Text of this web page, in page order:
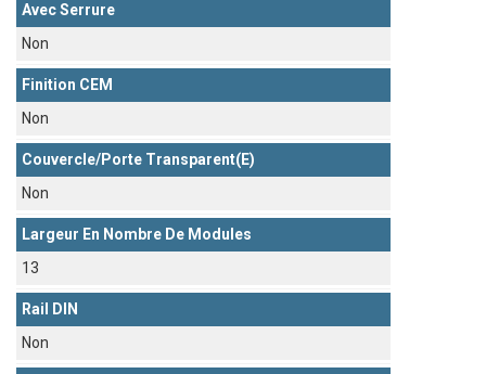
Avec Serrure
Non
Finition CEM
Non
Couvercle/porte Transparent(e)
Non
Largeur En Nombre De Modules
13
Rail DIN
Non